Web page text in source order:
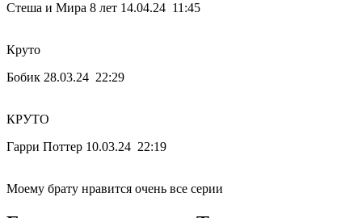
Стеша и Мира 8 лет 14.04.24 11:45
Круто
Бобик 28.03.24 22:29
КРУТО
Гарри Поттер 10.03.24 22:19
Моему брату нравится очень все серии